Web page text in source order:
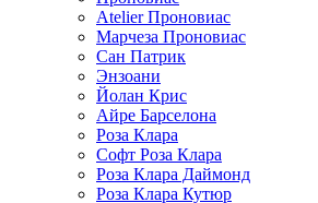
Atelier Проновиас
Марчеза Проновиас
Сан Патрик
Энзоани
Йолан Крис
Айре Барселона
Роза Клара
Софт Роза Клара
Роза Клара Даймонд
Роза Клара Кутюр